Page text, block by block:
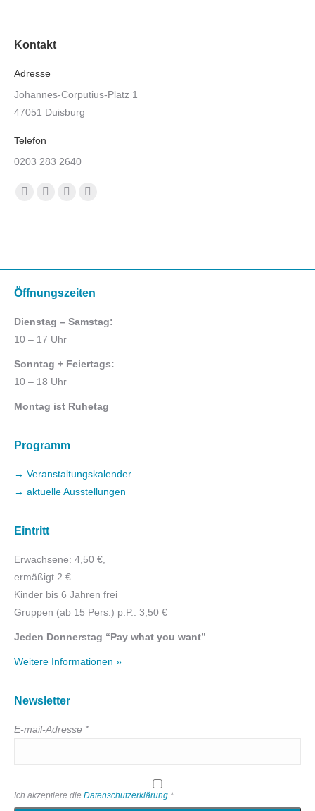
Kontakt
Adresse
Johannes-Corputius-Platz 1
47051 Duisburg
Telefon
0203 283 2640
Finden Sie uns auf:
new
window
new
window
in
new
new
window
Öffnungszeiten
Dienstag – Samstag:
10 – 17 Uhr
Sonntag + Feiertags:
10 – 18 Uhr
Montag ist Ruhetag
Programm
→ Veranstaltungskalender
→ aktuelle Ausstellungen
Eintritt
Erwachsene: 4,50 €,
ermäßigt 2 €
Kinder bis 6 Jahren frei
Gruppen (ab 15 Pers.) p.P.: 3,50 €
Jeden Donnerstag “Pay what you want”
Weitere Informationen »
Newsletter
E-mail-Adresse *
Ich akzeptiere die Datenschutzerklärung.*